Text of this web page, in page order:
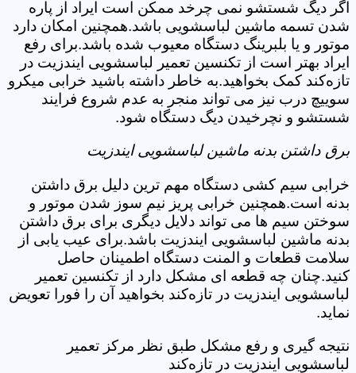
اگر دیگ شستشو نمی چرخد ممکن است ایراد از پاره
شدن تسمه ماشین لباسشویی باشد.همچنین امکان دارد
موتور و یا بلبرینگ دستگاه معیوب شده باشد.برای رفع
ایراد بهتر است از تکنسین تعمیر لباسشویی ایندزیت در
تازه‌کند کمک بخواهید.به خاطر داشته باشید خرابی میکرو
سوییچ درب نیز می تواند منجر به عدم شروع فرایند
شستشو و نچرخیدن دیگ دستگاه شود.
برق داشتن بدنه ماشین لباسشویی ایندزیت
خرابی سیم کشی دستگاه مهم ترین دلیل برق داشتن
بدنه است.همچنین خرابی پریز نیم سوز شدن موتور و
سوختن سیم ها می تواند دلایل دیگری برای برق داشتن
بدنه ماشین لباسشویی ایندزیت باشد.برای عیب یابی از
سلامت قطعات و المنت دستگاه اطمینان حاصل
کنید.چنان چه قطعه ای مشکل دارد از تکنسین تعمیر
لباسشویی ایندزیت در تازه‌کند بخواهید آن را فورا تعویض
نماید.
نتیجه گیری و رفع مشکل طبق نظر مرکز تعمیر
لباسشویی ایندزیت در تازه‌کند